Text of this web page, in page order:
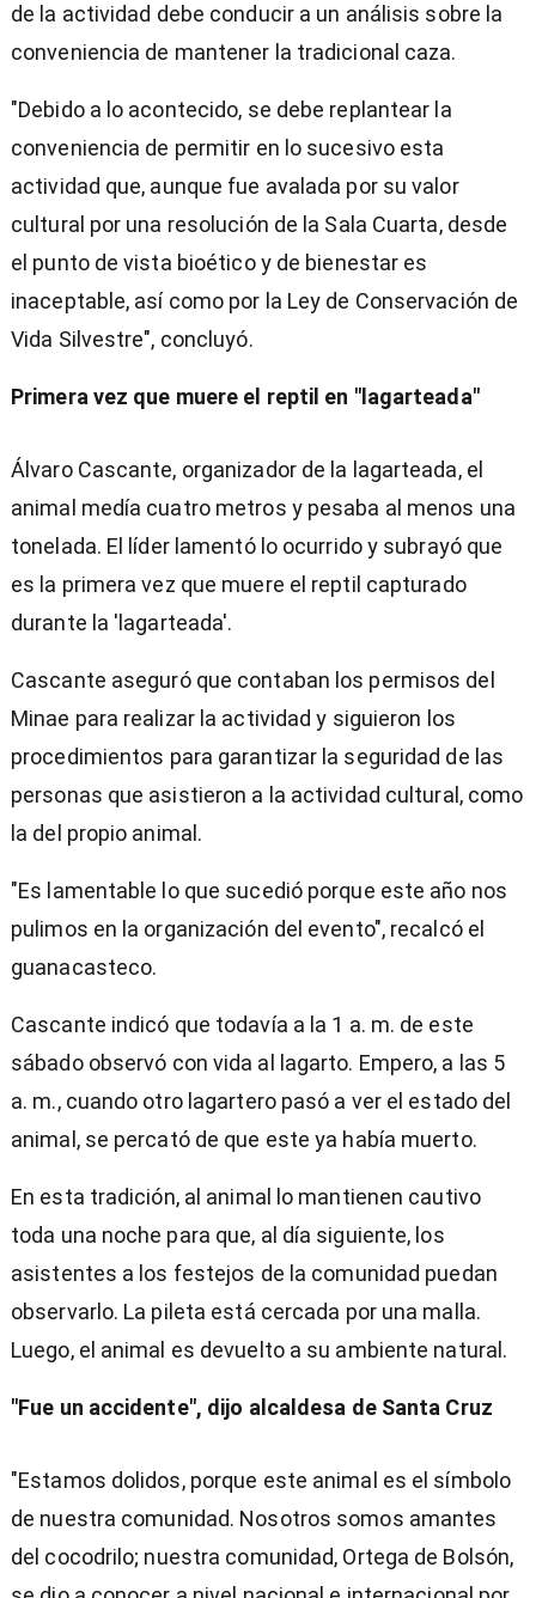
de la actividad debe conducir a un análisis sobre la
conveniencia de mantener la tradicional caza.
"Debido a lo acontecido, se debe replantear la
conveniencia de permitir en lo sucesivo esta
actividad que, aunque fue avalada por su valor
cultural por una resolución de la Sala Cuarta, desde
el punto de vista bioético y de bienestar es
inaceptable, así como por la Ley de Conservación de
Vida Silvestre", concluyó.
Primera vez que muere el reptil en "lagarteada"
Álvaro Cascante, organizador de la lagarteada, el
animal medía cuatro metros y pesaba al menos una
tonelada. El líder lamentó lo ocurrido y subrayó que
es la primera vez que muere el reptil capturado
durante la 'lagarteada'.
Cascante aseguró que contaban los permisos del
Minae para realizar la actividad y siguieron los
procedimientos para garantizar la seguridad de las
personas que asistieron a la actividad cultural, como
la del propio animal.
"Es lamentable lo que sucedió porque este año nos
pulimos en la organización del evento", recalcó el
guanacasteco.
Cascante indicó que todavía a la 1 a. m. de este
sábado observó con vida al lagarto. Empero, a las 5
a. m., cuando otro lagartero pasó a ver el estado del
animal, se percató de que este ya había muerto.
En esta tradición, al animal lo mantienen cautivo
toda una noche para que, al día siguiente, los
asistentes a los festejos de la comunidad puedan
observarlo. La pileta está cercada por una malla.
Luego, el animal es devuelto a su ambiente natural.
"Fue un accidente", dijo alcaldesa de Santa Cruz
"Estamos dolidos, porque este animal es el símbolo
de nuestra comunidad. Nosotros somos amantes
del cocodrilo; nuestra comunidad, Ortega de Bolsón,